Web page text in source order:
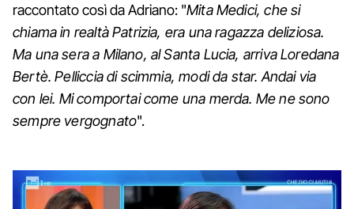
raccontato così da Adriano: "Mita Medici, che si
chiama in realtà Patrizia, era una ragazza deliziosa.
Ma una sera a Milano, al Santa Lucia, arriva Loredana
Bertè. Pelliccia di scimmia, modi da star. Andai via
con lei. Mi comportai come una merda. Me ne sono
sempre vergognato".